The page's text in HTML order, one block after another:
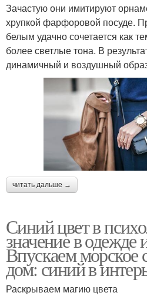
Зачастую они имитируют
хрупкой фарфоровой посуде.
белым удачно сочетается как
более светлые тона. В
динамичный и воздушный
читать дальше →
Синий цвет в
значение в одежде
Впускаем морское
дом: синий в
Раскрываем магию цвета